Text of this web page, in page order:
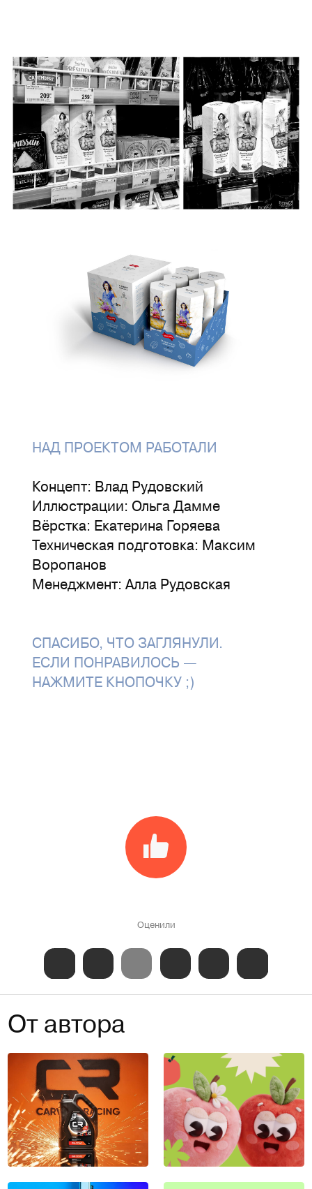
НАД ПРОЕКТОМ РАБОТАЛИ
Концепт: Влад Рудовский
Иллюстрации: Ольга Дамме
Вёрстка: Екатерина Горяева
Техническая подготовка: Максим
Воропанов
Менеджмент: Алла Рудовская
СПАСИБО, ЧТО ЗАГЛЯНУЛИ.
ЕСЛИ ПОНРАВИЛОСЬ —
НАЖМИТЕ КНОПОЧКУ ;)
Оценили
От автора